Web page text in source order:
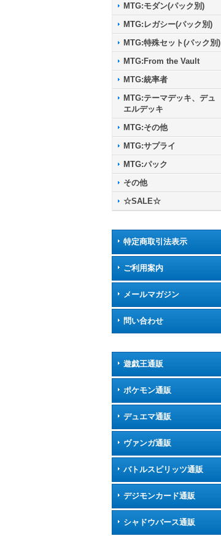
MTG:モダン(パック別)
MTG:レガシー(パック別)
MTG:特殊セット(パック別)
MTG:From the Vault
MTG:統率者
MTG:テーマデッキ、デュ
エルデッキ
MTG:その他
MTG:サプライ
MTG:パック
その他
☆SALE☆
特定商取引法表示
ご利用案内
メールマガジン
問い合わせ
遊戯王通販
ポケモン通販
デュエマ通販
ヴァンガ通販
バトルスピリッツ通販
デジモンカード通販
シャドウバース通販